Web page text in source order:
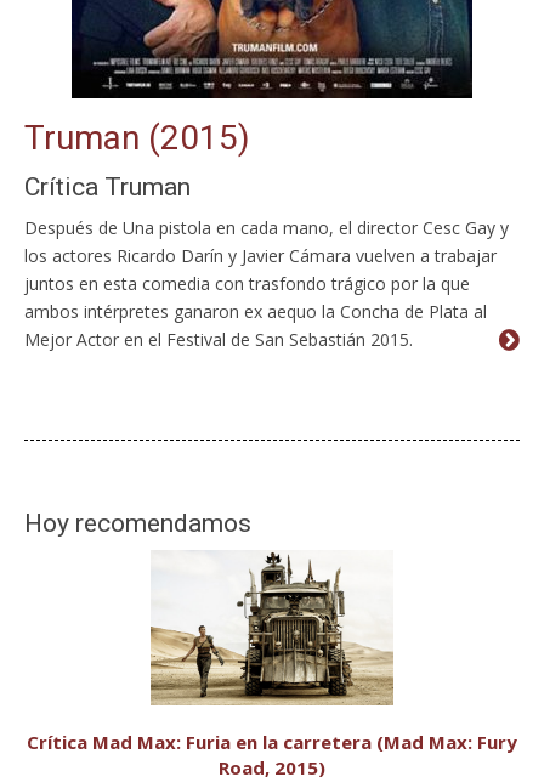
Truman (2015)
Crítica Truman
Después de Una pistola en cada mano, el director Cesc Gay y
los actores Ricardo Darín y Javier Cámara vuelven a trabajar
juntos en esta comedia con trasfondo trágico por la que
ambos intérpretes ganaron ex aequo la Concha de Plata al
Mejor Actor en el Festival de San Sebastián 2015.
Hoy recomendamos
Crítica Mad Max: Furia en la carretera (Mad Max: Fury
Road, 2015)